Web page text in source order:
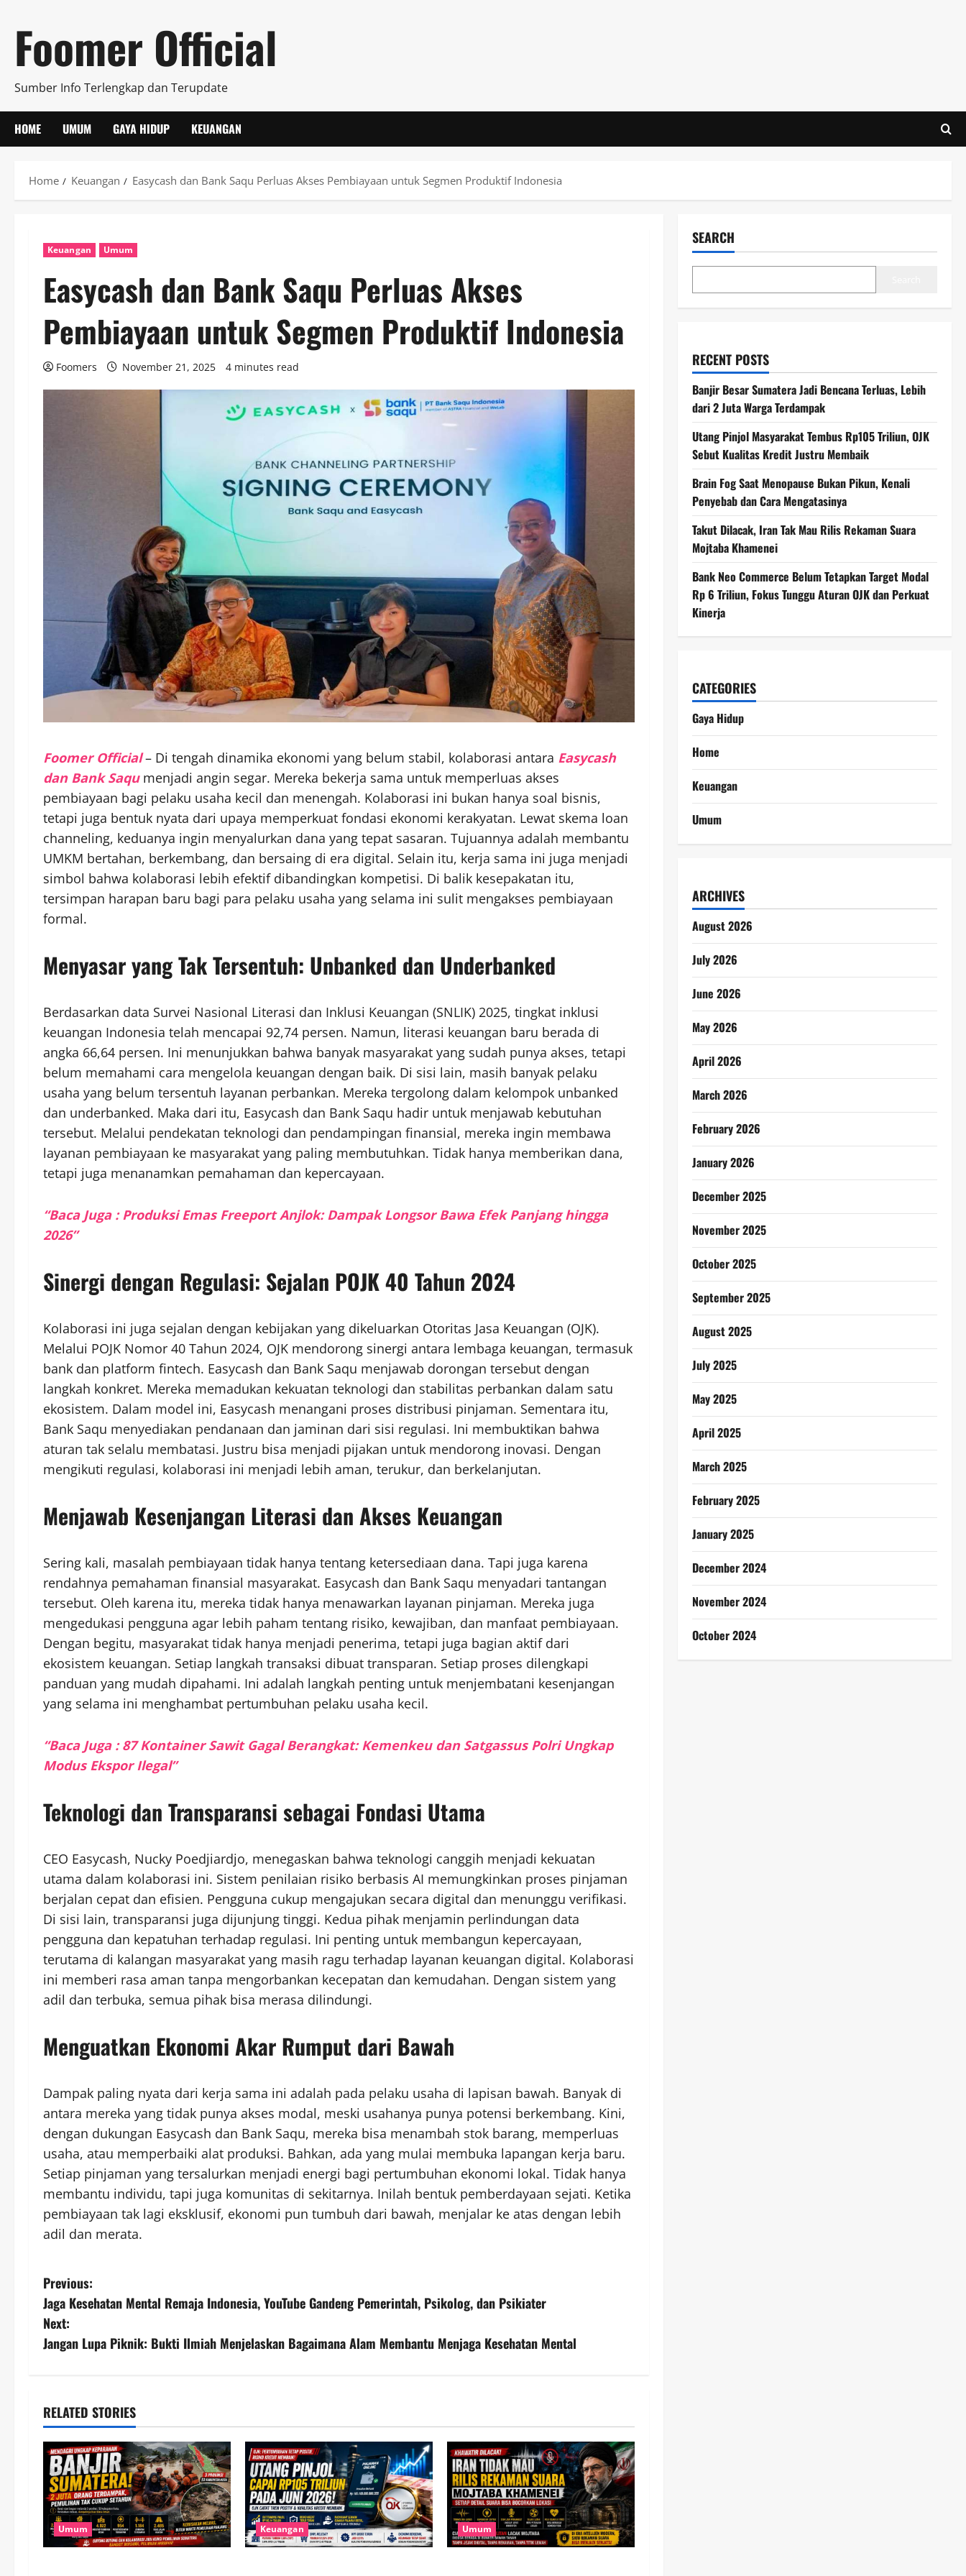
content
Foomer Official
Sumber Info Terlengkap dan Terupdate
HOME UMUM GAYA HIDUP KEUANGAN
Home Keuangan Easycash dan Bank Saqu Perluas Akses Pembiayaan untuk Segmen Produktif Indonesia
Keuangan Umum
Easycash dan Bank Saqu Perluas Akses
Pembiayaan untuk Segmen Produktif Indonesia
Foomers November 21, 2025 4 minutes read
Foomer Official– Di tengah dinamika ekonomi yang belum stabil, kolaborasi antara Easycash
dan Bank Saqumenjadi angin segar. Mereka bekerja sama untuk memperluas akses
pembiayaan bagi pelaku usaha kecil dan menengah. Kolaborasi ini bukan hanya soal bisnis,
tetapi juga bentuk nyata dari upaya memperkuat fondasi ekonomi kerakyatan. Lewat skema loan
channeling, keduanya ingin menyalurkan dana yang tepat sasaran. Tujuannya adalah membantu
UMKM bertahan, berkembang, dan bersaing di era digital. Selain itu, kerja sama ini juga menjadi
simbol bahwa kolaborasi lebih efektif dibandingkan kompetisi. Di balik kesepakatan itu,
tersimpan harapan baru bagi para pelaku usaha yang selama ini sulit mengakses pembiayaan
formal.
Menyasar yang Tak Tersentuh: Unbanked dan Underbanked
Berdasarkan data Survei Nasional Literasi dan Inklusi Keuangan (SNLIK) 2025, tingkat inklusi
keuangan Indonesia telah mencapai 92,74 persen. Namun, literasi keuangan baru berada di
angka 66,64 persen. Ini menunjukkan bahwa banyak masyarakat yang sudah punya akses, tetapi
belum memahami cara mengelola keuangan dengan baik. Di sisi lain, masih banyak pelaku
usaha yang belum tersentuh layanan perbankan. Mereka tergolong dalam kelompok unbanked
dan underbanked. Maka dari itu, Easycash dan Bank Saqu hadir untuk menjawab kebutuhan
tersebut. Melalui pendekatan teknologi dan pendampingan finansial, mereka ingin membawa
layanan pembiayaan ke masyarakat yang paling membutuhkan. Tidak hanya memberikan dana,
tetapi juga menanamkan pemahaman dan kepercayaan.
“Baca Juga : Produksi Emas Freeport Anjlok: Dampak Longsor Bawa Efek Panjang hingga
2026”
Sinergi dengan Regulasi: Sejalan POJK 40 Tahun 2024
Kolaborasi ini juga sejalan dengan kebijakan yang dikeluarkan Otoritas Jasa Keuangan (OJK).
Melalui POJK Nomor 40 Tahun 2024, OJK mendorong sinergi antara lembaga keuangan, termasuk
bank dan platform fintech. Easycash dan Bank Saqu menjawab dorongan tersebut dengan
langkah konkret. Mereka memadukan kekuatan teknologi dan stabilitas perbankan dalam satu
ekosistem. Dalam model ini, Easycash menangani proses distribusi pinjaman. Sementara itu,
Bank Saqu menyediakan pendanaan dan jaminan dari sisi regulasi. Ini membuktikan bahwa
aturan tak selalu membatasi. Justru bisa menjadi pijakan untuk mendorong inovasi. Dengan
mengikuti regulasi, kolaborasi ini menjadi lebih aman, terukur, dan berkelanjutan.
Menjawab Kesenjangan Literasi dan Akses Keuangan
Sering kali, masalah pembiayaan tidak hanya tentang ketersediaan dana. Tapi juga karena
rendahnya pemahaman finansial masyarakat. Easycash dan Bank Saqu menyadari tantangan
tersebut. Oleh karena itu, mereka tidak hanya menawarkan layanan pinjaman. Mereka juga
mengedukasi pengguna agar lebih paham tentang risiko, kewajiban, dan manfaat pembiayaan.
Dengan begitu, masyarakat tidak hanya menjadi penerima, tetapi juga bagian aktif dari
ekosistem keuangan. Setiap langkah transaksi dibuat transparan. Setiap proses dilengkapi
panduan yang mudah dipahami. Ini adalah langkah penting untuk menjembatani kesenjangan
yang selama ini menghambat pertumbuhan pelaku usaha kecil.
“Baca Juga : 87 Kontainer Sawit Gagal Berangkat: Kemenkeu dan Satgassus Polri Ungkap
Modus Ekspor Ilegal”
Teknologi dan Transparansi sebagai Fondasi Utama
CEO Easycash, Nucky Poedjiardjo, menegaskan bahwa teknologi canggih menjadi kekuatan
utama dalam kolaborasi ini. Sistem penilaian risiko berbasis AI memungkinkan proses pinjaman
berjalan cepat dan efisien. Pengguna cukup mengajukan secara digital dan menunggu verifikasi.
Di sisi lain, transparansi juga dijunjung tinggi. Kedua pihak menjamin perlindungan data
pengguna dan kepatuhan terhadap regulasi. Ini penting untuk membangun kepercayaan,
terutama di kalangan masyarakat yang masih ragu terhadap layanan keuangan digital. Kolaborasi
ini memberi rasa aman tanpa mengorbankan kecepatan dan kemudahan. Dengan sistem yang
adil dan terbuka, semua pihak bisa merasa dilindungi.
Menguatkan Ekonomi Akar Rumput dari Bawah
Dampak paling nyata dari kerja sama ini adalah pada pelaku usaha di lapisan bawah. Banyak di
antara mereka yang tidak punya akses modal, meski usahanya punya potensi berkembang. Kini,
dengan dukungan Easycash dan Bank Saqu, mereka bisa menambah stok barang, memperluas
usaha, atau memperbaiki alat produksi. Bahkan, ada yang mulai membuka lapangan kerja baru.
Setiap pinjaman yang tersalurkan menjadi energi bagi pertumbuhan ekonomi lokal. Tidak hanya
membantu individu, tapi juga komunitas di sekitarnya. Inilah bentuk pemberdayaan sejati. Ketika
pembiayaan tak lagi eksklusif, ekonomi pun tumbuh dari bawah, menjalar ke atas dengan lebih
adil dan merata.
P
o
s
n
a
v
i
g
a
Previous:
Jaga Kesehatan Mental Remaja Indonesia, YouTube Gandeng Pemerintah, Psikolog, dan Psikiater
Next:
Jangan Lupa Piknik: Bukti Ilmiah Menjelaskan Bagaimana Alam Membantu Menjaga Kesehatan Mental
RELATED STORIES
Umum Keuangan Umum
SEARCH
RECENT POSTS
Banjir Besar Sumatera Jadi Bencana Terluas, Lebih
dari 2 Juta Warga Terdampak
Utang Pinjol Masyarakat Tembus Rp105 Triliun, OJK
Sebut Kualitas Kredit Justru Membaik
Brain Fog Saat Menopause Bukan Pikun, Kenali
Penyebab dan Cara Mengatasinya
Takut Dilacak, Iran Tak Mau Rilis Rekaman Suara
Mojtaba Khamenei
Bank Neo Commerce Belum Tetapkan Target Modal
Rp 6 Triliun, Fokus Tunggu Aturan OJK dan Perkuat
Kinerja
CATEGORIES
Gaya Hidup
Home
Keuangan
Umum
ARCHIVES
August 2026
July 2026
June 2026
May 2026
April 2026
March 2026
February 2026
January 2026
December 2025
November 2025
October 2025
September 2025
August 2025
July 2025
May 2025
April 2025
March 2025
February 2025
January 2025
December 2024
November 2024
October 2024